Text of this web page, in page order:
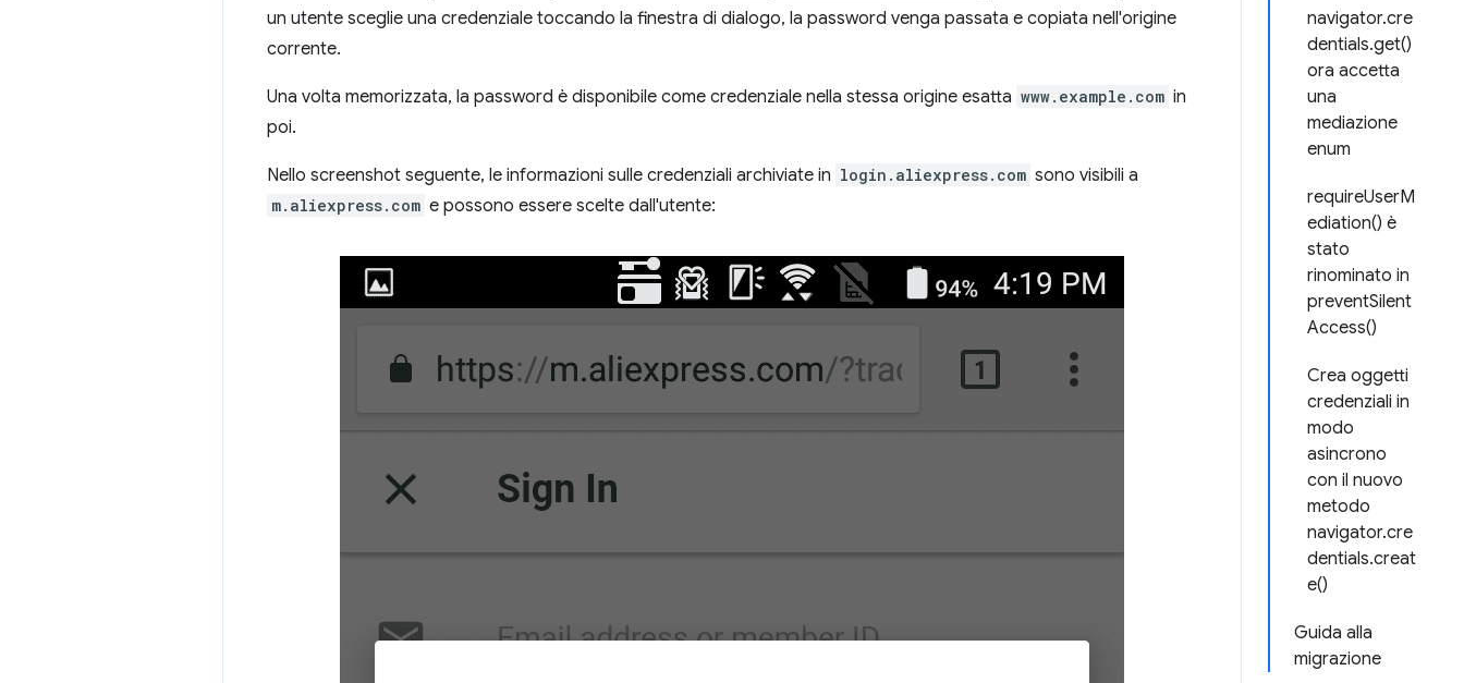
navigator.cre
dentials.get()
ora accetta
una
mediazione
enum
requireUserM
ediation() è
stato
rinominato in
preventSilent
Access()
Crea oggetti
credenziali in
modo
asincrono
con il nuovo
metodo
navigator.cre
dentials.creat
e()
Guida alla
migrazione
un utente sceglie una credenziale toccando la finestra di dialogo, la password venga passata e copiata nell'origine
corrente.
Una volta memorizzata, la password è disponibile come credenziale nella stessa origine esatta www.example.com in
poi.
Nello screenshot seguente, le informazioni sulle credenziali archiviate in login.aliexpress.com sono visibili a
m.aliexpress.com e possono essere scelte dall'utente: